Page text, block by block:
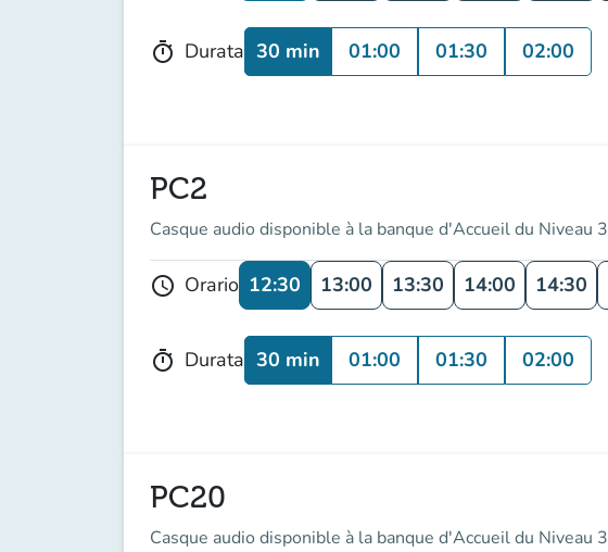
timer Durata 30 min 01:00 01:30 02:00
PC2
Casque audio disponible à la banque d'Accueil du Niveau 3
schedule Orario 12:30 13:00 13:30 14:00 14:30
timer Durata 30 min 01:00 01:30 02:00
PC20
Casque audio disponible à la banque d'Accueil du Niveau 3